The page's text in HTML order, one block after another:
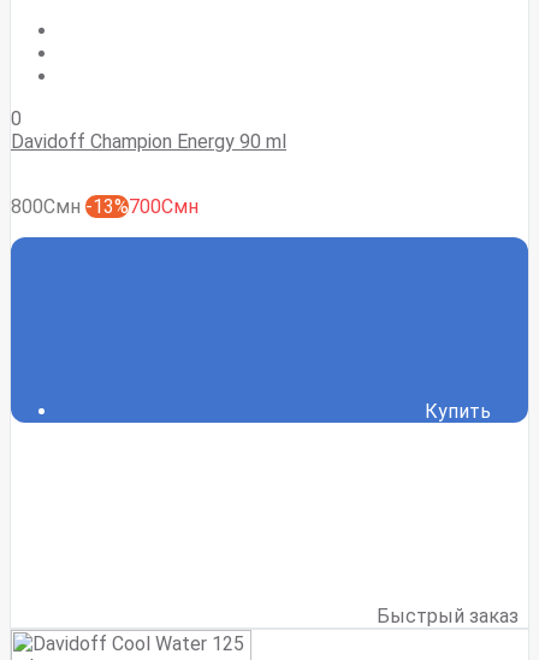
0
Davidoff Champion Energy 90 ml
800Смн -13%700Смн
Купить
Быстрый заказ